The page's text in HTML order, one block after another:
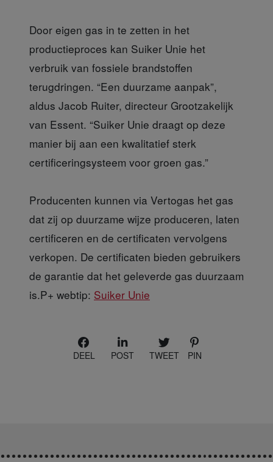
Door eigen gas in te zetten in het
productieproces kan Suiker Unie het
verbruik van fossiele brandstoffen
terugdringen. “Een duurzame aanpak”,
aldus Jacob Ruiter, directeur Grootzakelijk
van Essent. “Suiker Unie draagt op deze
manier bij aan een kwalitatief sterk
certificeringsysteem voor groen gas.”
Producenten kunnen via Vertogas het gas
dat zij op duurzame wijze produceren, laten
certificeren en de certificaten vervolgens
verkopen. De certificaten bieden gebruikers
de garantie dat het geleverde gas duurzaam
is.P+ webtip: Suiker Unie
DEEL POST TWEET PIN